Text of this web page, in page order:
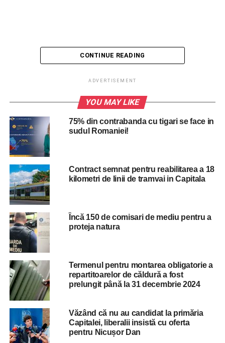
RELATED TOPICS:
SECTOR 2
UP NEXT
Fostul primar al Bucurestiului S-A IMBOGATIT
SUBIT, dupa ce a plecat de la Cotroceni!
DON'T MISS
Acuzatii GRAVE la adresa conducerii Primariei
Capitalei: Ati luat banii de la protectia impotriva
incendiilor si consolidarea cladirilor cu risc!
CONTINUE READING
ADVERTISEMENT
YOU MAY LIKE
75% din contrabanda cu tigari se face in
sudul Romaniei!
Contract semnat pentru reabilitarea a 18
kilometri de linii de tramvai in Capitala
Încă 150 de comisari de mediu pentru a
proteja natura
Termenul pentru montarea obligatorie a
repartitoarelor de căldură a fost
prelungit până la 31 decembrie 2024
Văzând că nu au candidat la primăria
Capitalei, liberalii insistă cu oferta
pentru Nicușor Dan